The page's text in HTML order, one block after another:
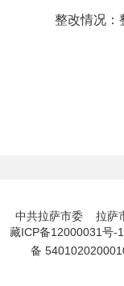
整改情况：
中共拉萨市委 拉萨
藏ICP备12000031号-1
备